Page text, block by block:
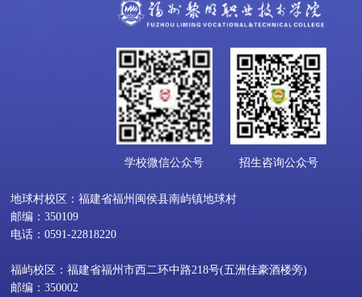
学校微信公众号 招生咨询公众号
地球村校区：福建省福州闽侯县南屿镇地球村
邮编：350109
电话：0591-22818220
福屿校区：福建省福州市西二环中路218号(五洲佳豪酒楼旁)
邮编：350002